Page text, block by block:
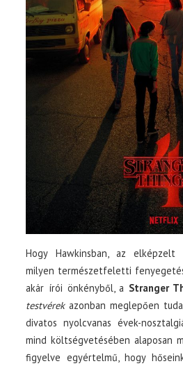
Hogy Hawkinsban, az elképzelt
milyen természetfeletti
akár írói önkényből, a Stranger
testvérekazonban meglepően
divatos nyolcvanas évek-
mind költségvetésében alaposan
figyelve egyértelmű, hogy